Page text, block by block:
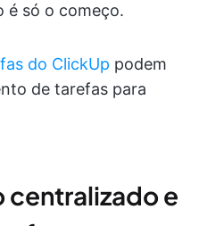
é só o começo.
do ClickUp podem
de tarefas para
centralizado e